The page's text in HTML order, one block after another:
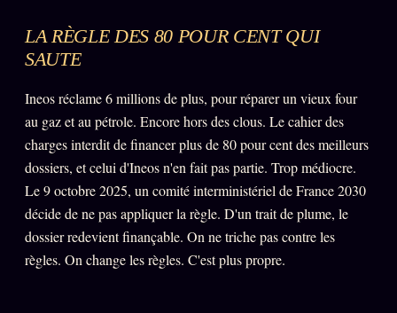
LA RÈGLE DES 80 POUR CENT QUI
SAUTE
Ineos réclame 6 millions de plus, pour réparer un vieux four
au gaz et au pétrole. Encore hors des clous. Le cahier des
charges interdit de financer plus de 80 pour cent des meilleurs
dossiers, et celui d'Ineos n'en fait pas partie. Trop médiocre.
Le 9 octobre 2025, un comité interministériel de France 2030
décide de ne pas appliquer la règle. D'un trait de plume, le
dossier redevient finançable. On ne triche pas contre les
règles. On change les règles. C'est plus propre.